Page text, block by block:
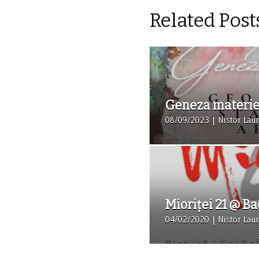
Related
Geneza
08/09/2023 | Nistor
Mioriței 21 @
04/02/2020 | Nistor